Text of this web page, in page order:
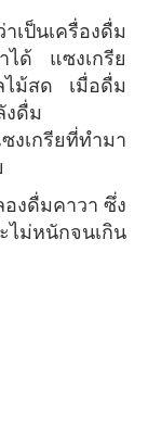
เป็นเครื่องดื่ม
ได้ แซงเกรีย
ไม้สด เมื่อดื่ม
งดื่ม
เกรียที่ทำมา
งดื่มคาวา ซึ่ง
ม่หนักจนเกิน